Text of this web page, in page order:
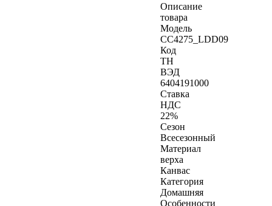
Описание
товара
Модель
CC4275_LDD09
Код
ТН
ВЭД
6404191000
Ставка
НДС
22%
Сезон
Всесезонный
Материал
верха
Канвас
Категория
Домашняя
Особенности